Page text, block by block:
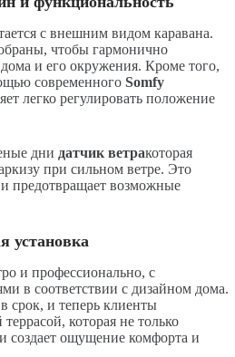
с внешним видом каравана.
чтобы гармонично
и его окружения. Кроме того,
современного Somfy
легко регулировать положение
дни датчик ветракоторая
при сильном ветре. Это
и предотвращает возможные
установка
и профессионально, с
в соответствии с дизайном дома.
срок, и теперь клиенты
которая не только
создает ощущение комфорта и